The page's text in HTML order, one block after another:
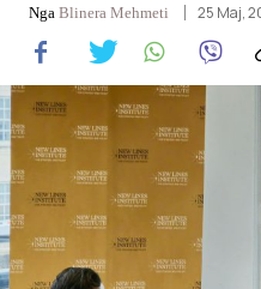
Kulturë
Showbiz
Ekonomi
Teknologji
Nga Blinera Mehmeti 25 Maj,